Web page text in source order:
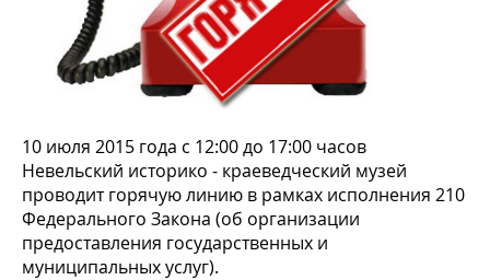
10 июля 2015 года с 12:00 до 17:00 часов
Невельский историко - краеведческий музей
проводит горячую линию в рамках исполнения 210
Федерального Закона (об организации
предоставления государственных и
муниципальных услуг).